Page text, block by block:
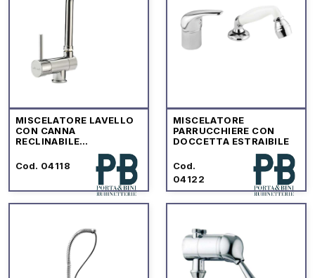
MISCELATORE LAVELLO
CON CANNA
RECLINABILE
SOTTOFINESTRA
Cod. 04118
MISCELATORE
PARRUCCHIERE CON
DOCCETTA ESTRAIBILE
Cod.
04122